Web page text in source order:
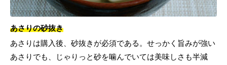
あさりの砂抜き
あさりは購入後、砂抜きが必須である。せっかく旨みが強い
あさりでも、じゃりっと砂を噛んでいては美味しさも半減